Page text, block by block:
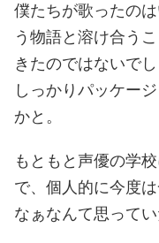
僕たちが歌ったの
う物語と溶け合う
きたのではないで
しっかりパッケー
かと。
もともと声優の学
で、個人的に今度
なぁなんて思ってい